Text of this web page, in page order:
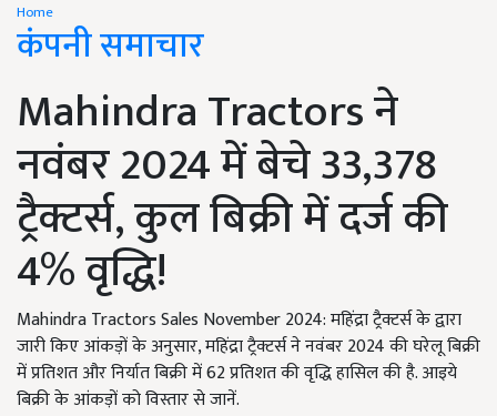
Home
कंपनी समाचार
Mahindra Tractors ने
नवंबर 2024 में बेचे 33,378
ट्रैक्टर्स, कुल बिक्री में दर्ज की
4% वृद्धि!
Mahindra Tractors Sales November 2024: महिंद्रा ट्रैक्टर्स के द्वारा
जारी किए आंकड़ों के अनुसार, महिंद्रा ट्रैक्टर्स ने नवंबर 2024 की घरेलू बिक्री
में प्रतिशत और निर्यात बिक्री में 62 प्रतिशत की वृद्धि हासिल की है. आइये
बिक्री के आंकड़ों को विस्तार से जानें.